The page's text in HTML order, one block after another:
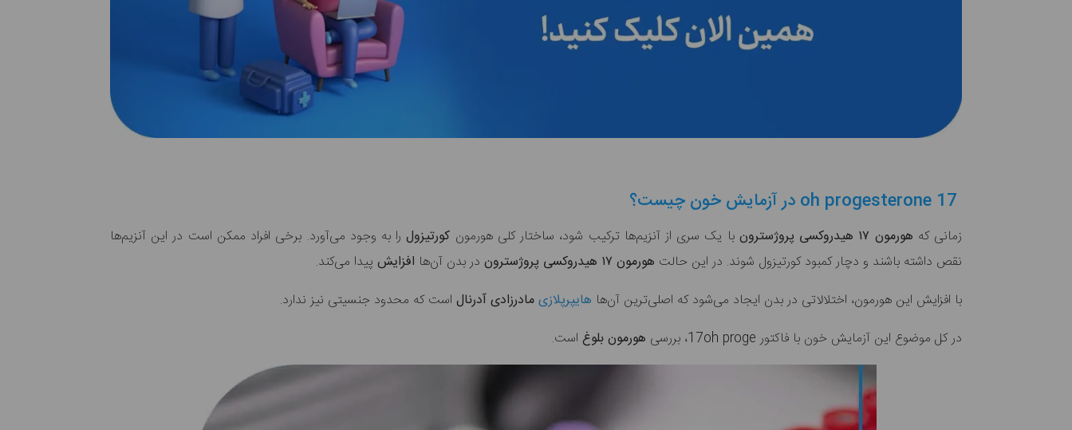
زمانی که هورمون ۱۷ هیدروکسی پروژسترون با یک سری از آنزیم‌ها ترکیب شود، ساختار کلی هورمون کورتیزول را به وجود می‌آورد. برخی افراد ممکن است در این آنزیم‌ها
نقص داشته باشند و دچار کمبود کورتیزول شوند. در این حالت هورمون ۱۷ هیدروکسی پروژسترون در بدن آن‌ها افزایش پیدا می‌کند.
با افزایش این هورمون، اختلالاتی در بدن ایجاد می‌شود که اصلی‌ترین آن‌ها هایپرپلازیمادرزادی آدرنال است که محدود جنسیتی نیز ندارد.
در کل موضوع این آزمایش خون با فاکتور 17oh proge، بررسی
هورمون بلوغ است.